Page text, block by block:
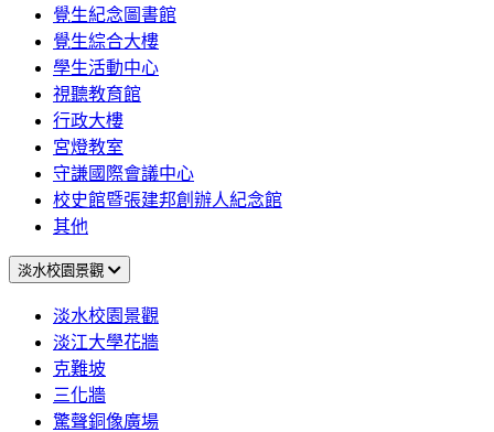
覺生紀念圖書館
覺生綜合大樓
學生活動中心
視聽教育館
行政大樓
宮燈教室
守謙國際會議中心
校史館暨張建邦創辦人紀念館
其他
淡水校園景觀
淡水校園景觀
淡江大學花牆
克難坡
三化牆
驚聲銅像廣場